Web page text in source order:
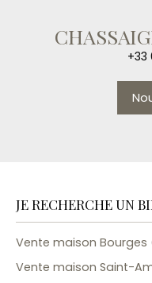
+33
JE RECHERCHE UN
Vente maison Bourges
Vente maison Saint-